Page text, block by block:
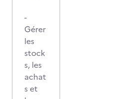
-
Gérer
les
stock
s, les
achat
s et